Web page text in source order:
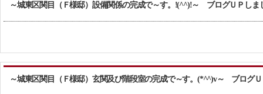
～城東区関目（Ｆ様邸）設備関係の完成で～す。!(^^)!～ ブログＵＰしま
～城東区関目（Ｆ様邸）玄関及び階段室の完成で～す。(*^^)v～ ブログ